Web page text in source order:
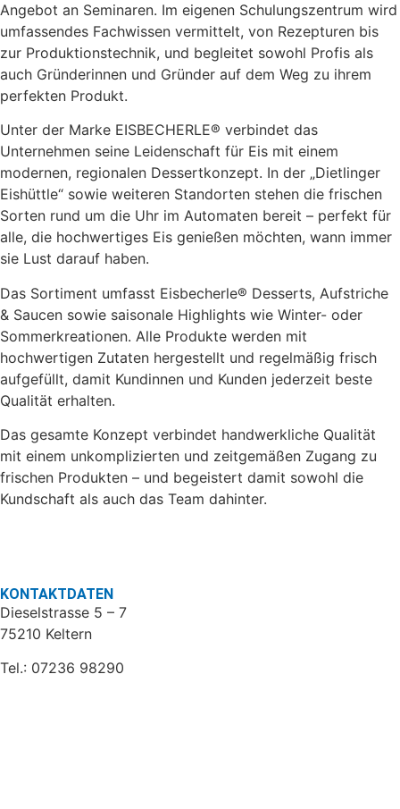
Angebot an Seminaren. Im eigenen Schulungszentrum wird
umfassendes Fachwissen vermittelt, von Rezepturen bis
zur Produktionstechnik, und begleitet sowohl Profis als
auch Gründerinnen und Gründer auf dem Weg zu ihrem
perfekten Produkt.
Unter der Marke EISBECHERLE® verbindet das
Unternehmen seine Leidenschaft für Eis mit einem
modernen, regionalen Dessertkonzept. In der „Dietlinger
Eishüttle“ sowie weiteren Standorten stehen die frischen
Sorten rund um die Uhr im Automaten bereit – perfekt für
alle, die hochwertiges Eis genießen möchten, wann immer
sie Lust darauf haben.
Das Sortiment umfasst Eisbecherle® Desserts, Aufstriche
& Saucen sowie saisonale Highlights wie Winter- oder
Sommerkreationen. Alle Produkte werden mit
hochwertigen Zutaten hergestellt und regelmäßig frisch
aufgefüllt, damit Kundinnen und Kunden jederzeit beste
Qualität erhalten.
Das gesamte Konzept verbindet handwerkliche Qualität
mit einem unkomplizierten und zeitgemäßen Zugang zu
frischen Produkten – und begeistert damit sowohl die
Kundschaft als auch das Team dahinter.
KONTAKTDATEN
Dieselstrasse 5 – 7
75210 Keltern
Tel.: 07236 98290